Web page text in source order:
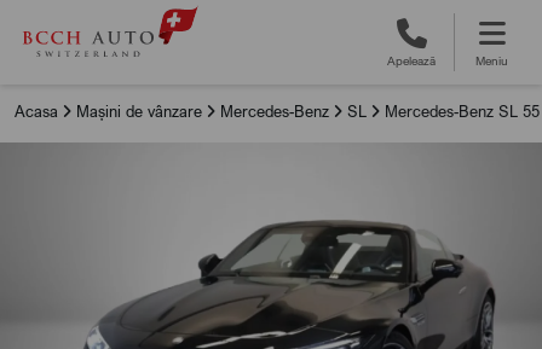
Apelează Meniu
Acasa Mașini de vânzare Mercedes-Benz SL Mercedes-Benz SL